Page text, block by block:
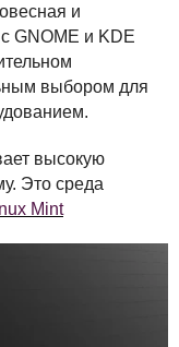
и
GNOME и KDE
выбором для
высокую
Это среда
Mint